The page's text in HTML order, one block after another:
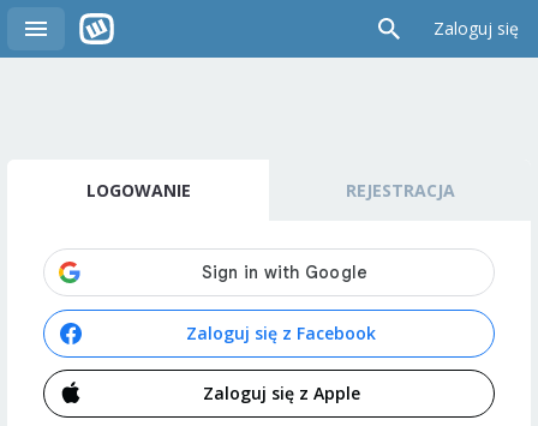
Zaloguj się
LOGOWANIE REJESTRACJA
Zaloguj się z Facebook
Zaloguj się z Apple